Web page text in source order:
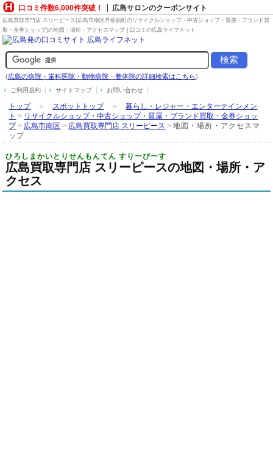
口コミ件数6,000件突破！ 広島サロンのクーポンサイト
広島買取専門店 スリーピース(広島市南区丹那新町の リサイクルショップ・中古ショップ・質屋・ブランド買
取・金券ショップ)の地図・場所・アクセスマップ | 口コミの広島ライフネット
(広島の病院・歯科医院・動物病院・整体院の詳細検索はこちら)
ご利用規約 サイトマップ お問い合わせ
トップ＞ スポットトップ＞暮らし・レジャー・エンターテインメン
ト > リサイクルショップ・中古ショップ・質屋・ブランド買取・金券ショッ
プ> 広島市南区 > 広島買取専門店 スリーピース >地図・場所・アクセスマ
ップ
ひろしまかいとりせんもんてん すりーぴーす
広島買取専門店 スリーピースの地図・場所・ア
クセス